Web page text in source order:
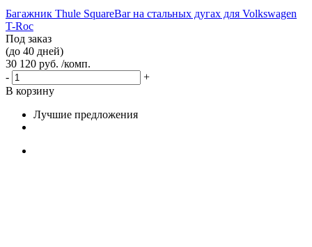
Багажник Thule SquareBar на стальных дугах для Volkswagen
T-Roc
Под заказ
(до 40 дней)
30 120 руб. /комп.
-
+
В корзину
Лучшие предложения